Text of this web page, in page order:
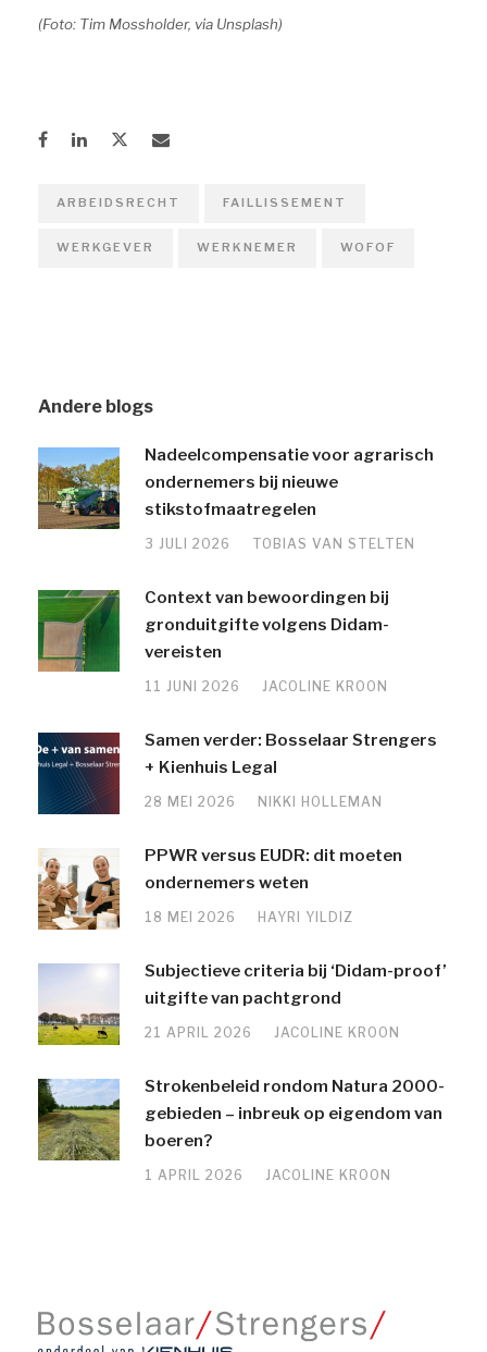
(Foto: Tim Mossholder, via Unsplash)
ARBEIDSRECHT FAILLISSEMENT
WERKGEVER WERKNEMER WOFOF
Andere blogs
Nadeelcompensatie voor agrarisch
ondernemers bij nieuwe
stikstofmaatregelen
3 JULI 2026 TOBIAS VAN STELTEN
Context van bewoordingen bij
gronduitgifte volgens Didam-
vereisten
11 JUNI 2026 JACOLINE KROON
Samen verder: Bosselaar Strengers
+ Kienhuis Legal
28 MEI 2026 NIKKI HOLLEMAN
PPWR versus EUDR: dit moeten
ondernemers weten
18 MEI 2026 HAYRI YILDIZ
Subjectieve criteria bij ‘Didam-proof’
uitgifte van pachtgrond
21 APRIL 2026 JACOLINE KROON
Strokenbeleid rondom Natura 2000-
gebieden – inbreuk op eigendom van
boeren?
1 APRIL 2026 JACOLINE KROON